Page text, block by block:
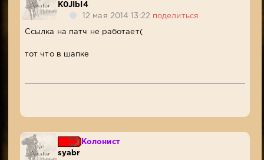
K0JIbI4
12 мая 2014 13:22 поделиться
Ссылка на патч не работает(
тот что в шапке
Колонист
syabr